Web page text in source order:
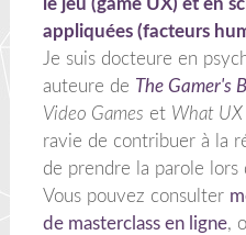
le jeu (game UX) et en
appliquées (facteurs
Je suis docteure en
auteure de The Gamer's
Video Games et What UX
ravie de contribuer à la
de prendre la parole
Vous pouvez consulter
de masterclass en ligne,